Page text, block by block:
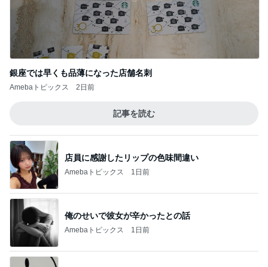
銀座では早くも品薄になった店舗名刺
Amebaトピックス 2日前
記事を読む
店員に感謝したリップの色味間違い
Amebaトピックス 1日前
俺のせいで彼女が辛かったとの話
Amebaトピックス 1日前